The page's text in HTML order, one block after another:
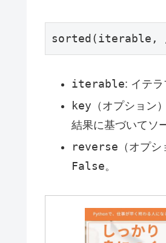
sorted(iterable,
iterable: イテ
key （オプション
結果に基づいてソ
reverse （オプ
False。